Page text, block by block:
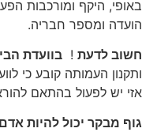
באופי, היקף ומורכבות
הועדה ומספר חבריה.
חשוב לדעת ! בוועדת
אזי יש לפעול בהתאם
גוף מבקר יכול להיות